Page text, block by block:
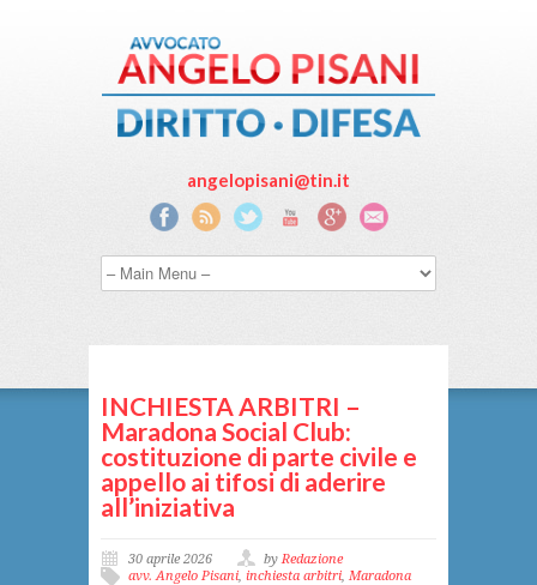
angelopisani@tin.it
INCHIESTA ARBITRI –
Maradona Social Club:
costituzione di parte civile e
appello ai tifosi di aderire
all’iniziativa
30 aprile 2026 byRedazione
avv. Angelo Pisani, inchiesta arbitri, Maradona